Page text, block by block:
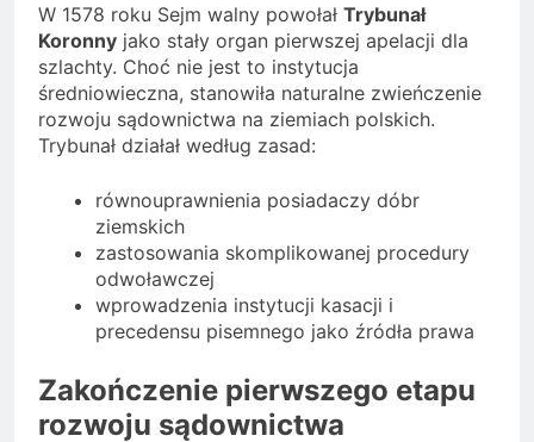
W 1578 roku Sejm walny powołał Trybunał
Koronny jako stały organ pierwszej apelacji dla
szlachty. Choć nie jest to instytucja
średniowieczna, stanowiła naturalne zwieńczenie
rozwoju sądownictwa na ziemiach polskich.
Trybunał działał według zasad:
równouprawnienia posiadaczy dóbr
ziemskich
zastosowania skomplikowanej procedury
odwoławczej
wprowadzenia instytucji kasacji i
precedensu pisemnego jako źródła prawa
Zakończenie pierwszego etapu
rozwoju sądownictwa